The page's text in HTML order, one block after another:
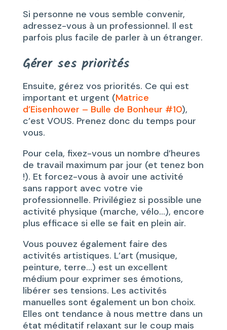
Si personne ne vous semble convenir,
adressez-vous à un professionnel. Il est
parfois plus facile de parler à un étranger.
Gérer ses priorités
Ensuite, gérez vos priorités. Ce qui est
important et urgent (Matrice
d’Eisenhower – Bulle de Bonheur #10),
c’est VOUS. Prenez donc du temps pour
vous.
Pour cela, fixez-vous un nombre d’heures
de travail maximum par jour (et tenez bon
!). Et forcez-vous à avoir une activité
sans rapport avec votre vie
professionnelle. Privilégiez si possible une
activité physique (marche, vélo…), encore
plus efficace si elle se fait en plein air.
Vous pouvez également faire des
activités artistiques. L’art (musique,
peinture, terre…) est un excellent
médium pour exprimer ses émotions,
libérer ses tensions. Les activités
manuelles sont également un bon choix.
Elles ont tendance à nous mettre dans un
état méditatif relaxant sur le coup mais